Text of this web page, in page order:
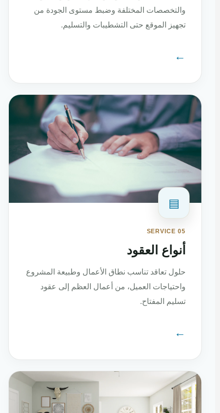
والتخصصات المختلفة وضبط مستوى الجودة من
تجهيز الموقع حتى التشطيبات والتسليم.
←
▤
SERVICE 05
أنواع العقود
حلول تعاقد تناسب نطاق الأعمال وطبيعة المشروع
واحتياجات العميل، من أعمال العظم إلى عقود
تسليم المفتاح.
←